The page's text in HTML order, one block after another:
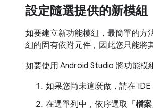
設定隨選提供的新模組
如要建立新功能模組，最簡單的方
組的固有依附元件，因此您只能將
如要使用 Android Studio 將功能模
如果您尚未這麼做，請在 IDE
在選單列中，依序選取 「檔